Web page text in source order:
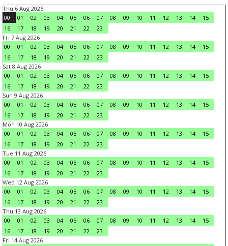
Thu 6 Aug 2026
00
01 02 03 04 05 06 07 08 09 10 11 12 13 14
15
16
17 18 19 20 21 22
23
Fri 7 Aug 2026
00
01 02 03 04 05 06 07 08 09 10 11 12 13 14
15
16
17 18 19 20 21 22
23
Sat 8 Aug 2026
00
01 02 03 04 05 06 07 08 09 10 11 12 13 14
15
16
17 18 19 20 21 22
23
Sun 9 Aug 2026
00
01 02 03 04 05 06 07 08 09 10 11 12 13 14
15
16
17 18 19 20 21 22
23
Mon 10 Aug 2026
00
01 02 03 04 05 06 07 08 09 10 11 12 13 14
15
16
17 18 19 20 21 22
23
Tue 11 Aug 2026
00
01 02 03 04 05 06 07 08 09 10 11 12 13 14
15
16
17 18 19 20 21 22
23
Wed 12 Aug 2026
00
01 02 03 04 05 06 07 08 09 10 11 12 13 14
15
16
17 18 19 20 21 22
23
Thu 13 Aug 2026
00
01 02 03 04 05 06 07 08 09 10 11 12 13 14
15
16
17 18 19 20 21 22
23
Fri 14 Aug 2026